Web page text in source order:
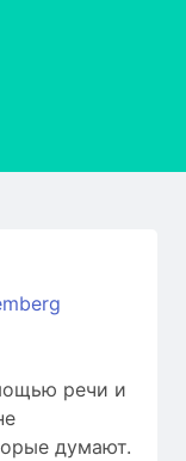
речи и
думают.